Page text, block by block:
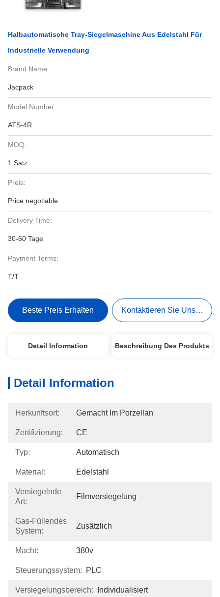
Halbautomatische Tray-Siegelmaschine Aus Edelstahl Für
Industrielle Verwendung
Brand Name:
Jacpack
Model Number:
ATS-4R
MOQ:
1 Satz
Preis:
Price negotiable
Delivery Time:
30-60 Tage
Payment Terms:
T/T
Beste Preis Erhalten Kontaktieren Sie Uns Jetzt
Detail Information Beschreibung Des Produkts
Detail Information
Herkunftsort: Gemacht Im Porzellan
Zertifizierung: CE
Typ: Automatisch
Material: Edelstahl
Versiegelnde
Art:
Filmversiegelung
Gas-Füllendes
System:
Zusätzlich
Macht: 380v
Steuerungssystem: PLC
Versiegelungsbereich: Individualisiert